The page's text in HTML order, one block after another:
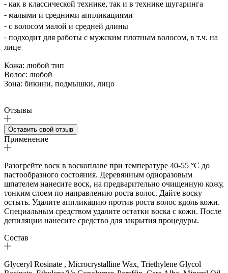
⁃ как в классической технике, так и в технике шугаринга
⁃ малыми и средними аппликациями
⁃ с волосом малой и средней длины
⁃ подходит для работы с мужским плотным волосом, в т.ч. на
лице
Кожа: любой тип
Волос: любой
Зона: бикини, подмышки, лицо
Отзывы
Оставить свой отзыв
Применение
Разогрейте воск в воскоплаве при температуре 40-55 °С до
пастообразного состояния. Деревянным одноразовым
шпателем нанесите воск, на предварительно очищенную кожу,
тонким слоем по направлению роста волос. Дайте воску
остыть. Удалите аппликацию против роста волос вдоль кожи.
Специальным средством удалите остатки воска с кожи. После
депиляции нанесите средство для закрытия процедуры.
Состав
Glyceryl Rosinate , Microcrystalline Wax, Triethylene Glycol